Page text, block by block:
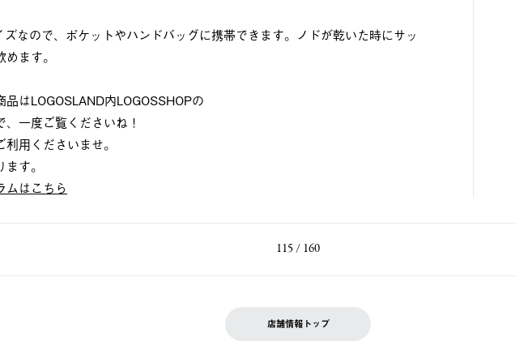
なので、ポケットやハンドバッグに携帯できます。ノドが乾いた時にサッ
ます。
はLOGOSLAND内LOGOSSHOPの
一度ご覧くださいね！
用くださいませ。
す。
ムはこちら
115 / 160
店舗情報トップ